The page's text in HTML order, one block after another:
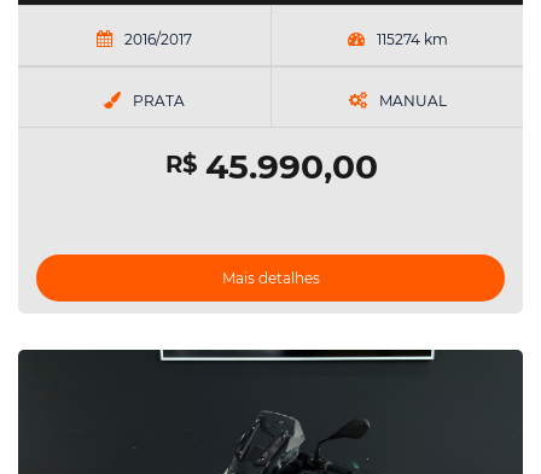
2016/2017 115274 km
PRATA MANUAL
R$45.990,00
Mais detalhes